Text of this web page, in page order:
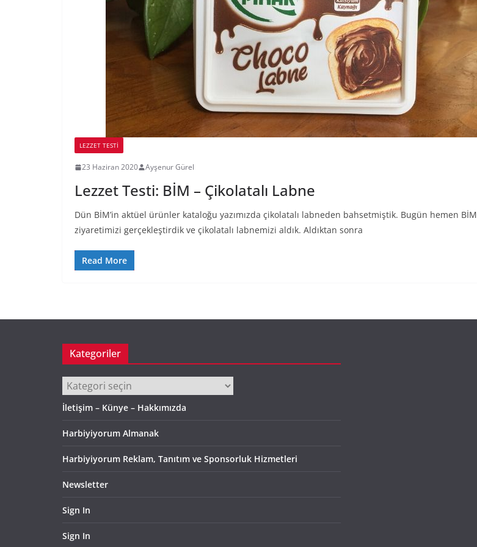
LEZZET TESTI
23 Haziran 2020 Ayşenur Gürel
Lezzet Testi: BİM – Çikolatalı Labne
Dün BİM’in aktüel ürünler kataloğu yazımızda çikolatalı labneden bahsetmiştik. Bugün hemen BİM
ziyaretimizi gerçekleştirdik ve çikolatalı labnemizi aldık. Aldıktan sonra
Read More
Kategoriler
Kategoriler
İletişim – Künye – Hakkımızda
Harbiyiyorum Almanak
Harbiyiyorum Reklam, Tanıtım ve Sponsorluk Hizmetleri
Newsletter
Sign In
Sign In